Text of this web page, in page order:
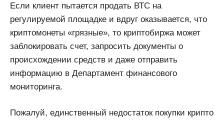
Если клиент пытается продать ВТС на
регулируемой площадке и вдруг оказывается, что
криптомонеты «грязные», то криптобиржа может
заблокировать счет, запросить документы о
происхождении средств и даже отправить
информацию в Департамент финансового
мониторинга.
Пожалуй, единственный недостаток покупки крипто